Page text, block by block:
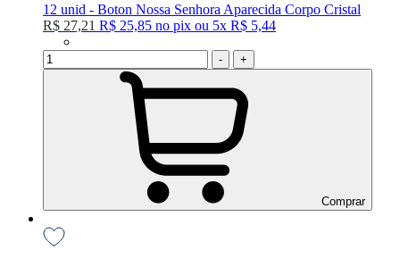
12 unid - Boton Nossa Senhora Aparecida Corpo Cristal
R$ 27,21 R$ 25,85 no pix ou 5x R$ 5,44
- +
Comprar